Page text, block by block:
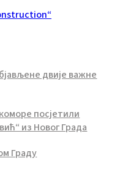
двије важне
посјетили
из Новог Града
Граду